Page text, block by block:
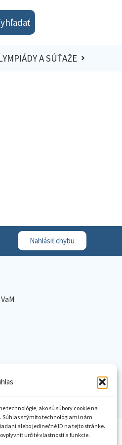
technológie, ako sú súbory cookie na
s týmito technológiami nám
alebo jedinečné ID na tejto stránke.
určité vlastnosti a funkcie.
A SÚŤAŽE
Nahlásiť chybu
cookies GDPR